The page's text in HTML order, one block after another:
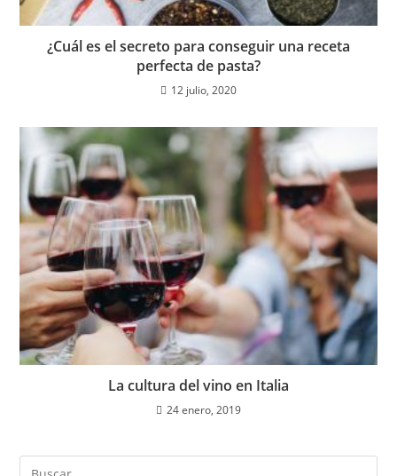
¿Cuál es el secreto para conseguir una receta
perfecta de pasta?
12 julio, 2020
La cultura del vino en Italia
24 enero, 2019
Buscar